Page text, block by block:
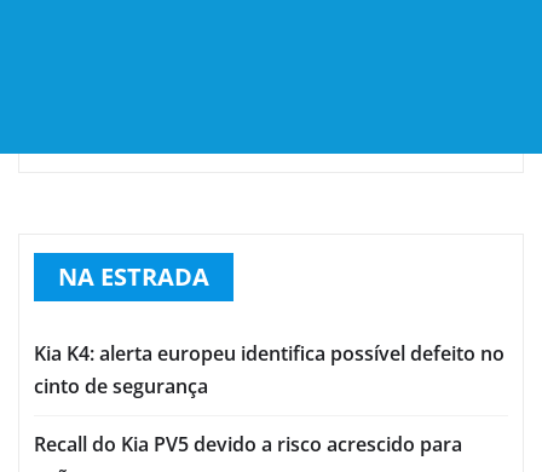
NA ESTRADA
Kia K4: alerta europeu identifica possível defeito no
cinto de segurança
Recall do Kia PV5 devido a risco acrescido para